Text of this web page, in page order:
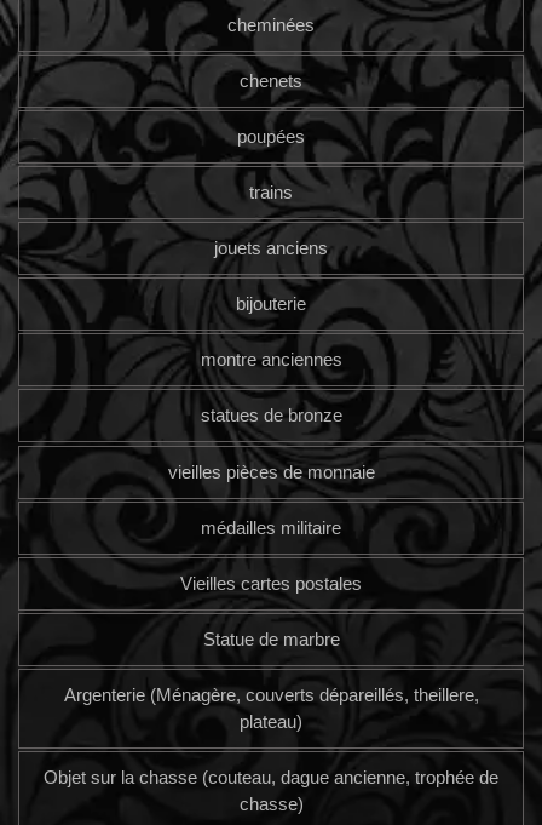
cheminées
chenets
poupées
trains
jouets anciens
bijouterie
montre anciennes
statues de bronze
vieilles pièces de monnaie
médailles militaire
Vieilles cartes postales
Statue de marbre
Argenterie (Ménagère, couverts dépareillés, theillere,
plateau)
Objet sur la chasse (couteau, dague ancienne, trophée de
chasse)